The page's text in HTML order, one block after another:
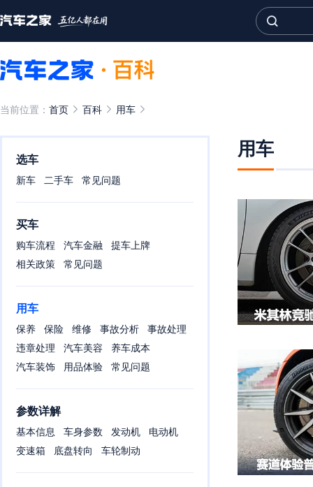
当前位置： 首页 百科 用车
选车
新车 二手车 常见问题
买车
购车流程 汽车金融
提车上牌
相关政策
常见问题
用车
保养 保险 维修 事故分析
事故处理
违章处理
汽车美容
养车成本
汽车装饰
用品体验 常见问题
参数详解
基本信息 车身参数 发动机
电动机
变速箱
底盘转向 车轮制动
用车